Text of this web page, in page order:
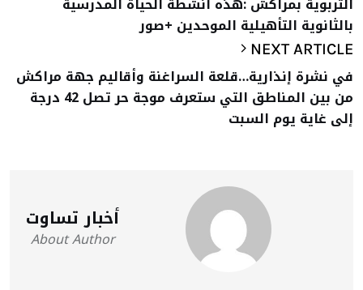
بالثانوية التأهيلية الموحدين +صور
NEXT ARTICLE
في نشرة إنذارية…قلعة السراغنة وأقاليم جهة مراكش
من بين المناطق التي ستعرف موجة حر تصل 42 درجة
إلى غاية يوم السبت
أخبار تساوت
About Author